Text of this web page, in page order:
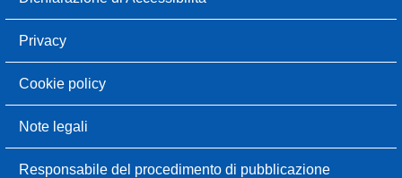
Privacy
Cookie policy
Note legali
Responsabile del procedimento di pubblicazione